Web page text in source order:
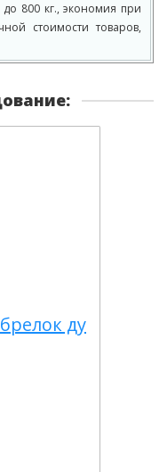
до 800 кг., экономия при
стоимости товаров,
ду